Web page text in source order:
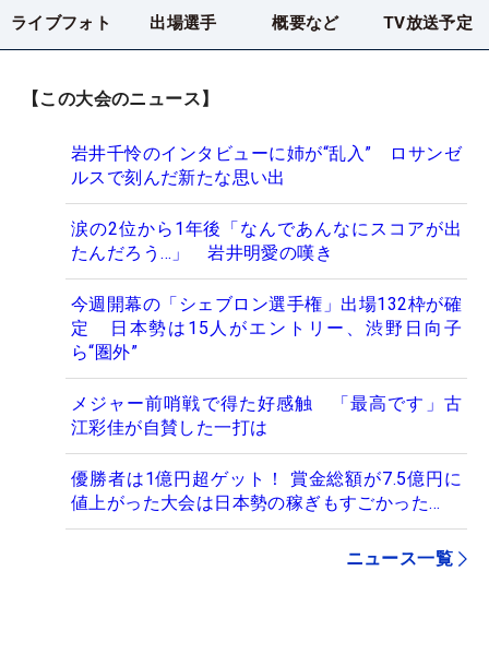
ライブフォト 出場選手 概要など TV放送予定
【この大会のニュース】
岩井千怜のインタビューに姉が“乱入” ロサンゼ
ルスで刻んだ新たな思い出
涙の2位から1年後「なんであんなにスコアが出
たんだろう…」 岩井明愛の嘆き
今週開幕の「シェブロン選手権」出場132枠が確
定 日本勢は15人がエントリー、渋野日向子
ら“圏外”
メジャー前哨戦で得た好感触 「最高です」古
江彩佳が自賛した一打は
優勝者は1億円超ゲット！ 賞金総額が7.5億円に
値上がった大会は日本勢の稼ぎもすごかった…
ニュース一覧